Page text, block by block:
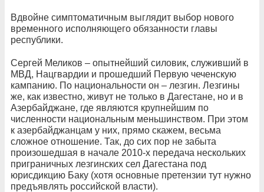
Вдвойне симптоматичным выглядит выбор нового
временного исполняющего обязанности главы
республики.
Сергей Меликов – опытнейший силовик, служивший в
МВД, Нацгвардии и прошедший Первую чеченскую
кампанию. По национальности он – лезгин. Лезгины
же, как известно, живут не только в Дагестане, но и в
Азербайджане, где являются крупнейшим по
численности национальным меньшинством. При этом
к азербайджанцам у них, прямо скажем, весьма
сложное отношение. Так, до сих пор не забыта
произошедшая в начале 2010-х передача нескольких
приграничных лезгинских сел Дагестана под
юрисдикцию Баку (хотя основные претензии тут нужно
предъявлять российской власти).